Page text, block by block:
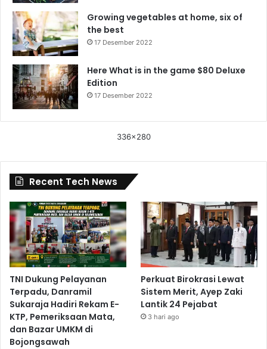
Growing vegetables at home, six of
the best
17 Desember 2022
Here What is in the game $80 Deluxe
Edition
17 Desember 2022
336x280
Recent Tech News
TNI Dukung Pelayanan
Terpadu, Danramil
Sukaraja Hadiri Rekam E-
KTP, Pemeriksaan Mata,
dan Bazar UMKM di
Bojongsawah
Perkuat Birokrasi Lewat
Sistem Merit, Ayep Zaki
Lantik 24 Pejabat
3 hari ago